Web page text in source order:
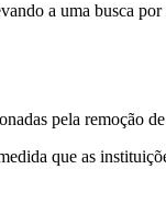
a uma busca
pela
que as